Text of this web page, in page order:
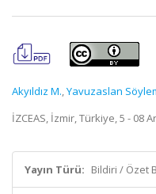
Akyıldız M.,Yavuzaslan
İZCEAS, İzmir, Türkiye, 5 - 08
Yayın Türü: Bildiri / Özet